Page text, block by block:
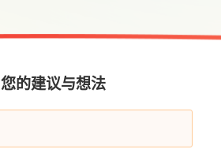
您的建议与想法